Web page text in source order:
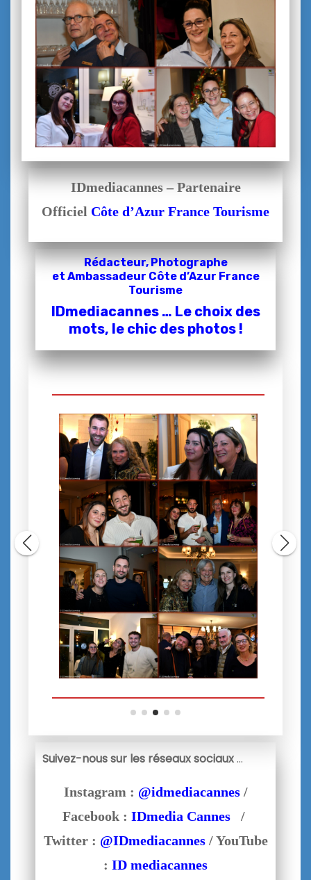
IDmediacannes – Partenaire
Officiel Côte d’Azur France Tourisme
Rédacteur, Photographe
et Ambassadeur Côte d’Azur France
Tourisme
IDmediacannes … Le choix des
mots, le chic des photos !
Suivez-nous sur les réseaux sociaux…
Instagram : @idmediacannes/
Facebook : IDmedia Cannes /
Twitter : @IDmediacannes/ YouTube
: ID mediacannes